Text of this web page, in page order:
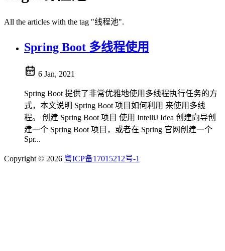
All the articles with the tag "线程池".
Spring Boot 多线程使用
6 Jan, 2021
Spring Boot 提供了非常优雅地使用多线程执行任务的方
式，本文说明 Spring Boot 项目如何利用 来使用多线
程。 创建 Spring Boot 项目 使用 IntelliJ Idea 创建向导创
建一个 Spring Boot 项目，或者在 Spring 官网创建一个
Spr...
Copyright © 2026 粤ICP备17015212号-1